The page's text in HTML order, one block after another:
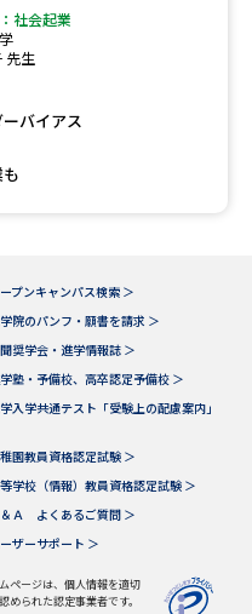
大学院の資料請求
学入学共通テスト「受験案
国際・グローバルに強い大学特
集
社会起業
先生
バイアス
プンキャンパス検索 ＞
院のパンフ・願書を請求 ＞
奨学会・進学情報誌 ＞
塾・予備校、高卒認定予備校 ＞
入学共通テスト「受験上の配慮案内」
園教員資格認定試験 ＞
学校（情報）教員資格認定試験 ＞
Ａ よくあるご質問 ＞
ザーサポート ＞
ページは、個人情報を適切
られた認定事業者です。